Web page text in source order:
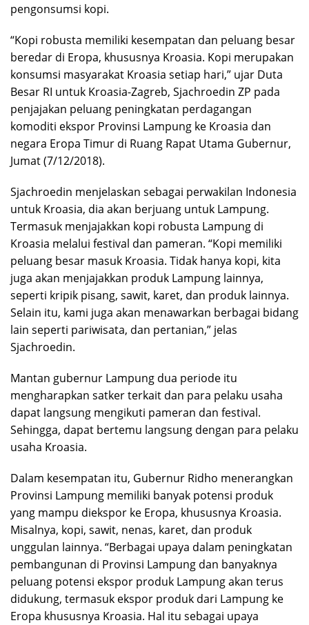
pengonsumsi kopi.
“Kopi robusta memiliki kesempatan dan peluang besar
beredar di Eropa, khususnya Kroasia. Kopi merupakan
konsumsi masyarakat Kroasia setiap hari,” ujar Duta
Besar RI untuk Kroasia-Zagreb, Sjachroedin ZP pada
penjajakan peluang peningkatan perdagangan
komoditi ekspor Provinsi Lampung ke Kroasia dan
negara Eropa Timur di Ruang Rapat Utama Gubernur,
Jumat (7/12/2018).
Sjachroedin menjelaskan sebagai perwakilan Indonesia
untuk Kroasia, dia akan berjuang untuk Lampung.
Termasuk menjajakkan kopi robusta Lampung di
Kroasia melalui festival dan pameran. “Kopi memiliki
peluang besar masuk Kroasia. Tidak hanya kopi, kita
juga akan menjajakkan produk Lampung lainnya,
seperti kripik pisang, sawit, karet, dan produk lainnya.
Selain itu, kami juga akan menawarkan berbagai bidang
lain seperti pariwisata, dan pertanian,” jelas
Sjachroedin.
Mantan gubernur Lampung dua periode itu
mengharapkan satker terkait dan para pelaku usaha
dapat langsung mengikuti pameran dan festival.
Sehingga, dapat bertemu langsung dengan para pelaku
usaha Kroasia.
Dalam kesempatan itu, Gubernur Ridho menerangkan
Provinsi Lampung memiliki banyak potensi produk
yang mampu diekspor ke Eropa, khususnya Kroasia.
Misalnya, kopi, sawit, nenas, karet, dan produk
unggulan lainnya. “Berbagai upaya dalam peningkatan
pembangunan di Provinsi Lampung dan banyaknya
peluang potensi ekspor produk Lampung akan terus
didukung, termasuk ekspor produk dari Lampung ke
Eropa khususnya Kroasia. Hal itu sebagai upaya